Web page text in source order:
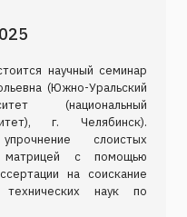
научный семинар
(Южно-Уральский
(национальный
г. Челябинск).
упрочнение слоистых
матрицей с помощью
на соискание
наук по